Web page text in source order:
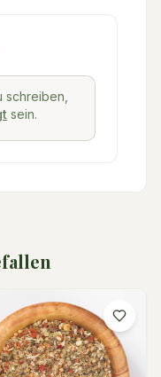
schreiben,
sein.